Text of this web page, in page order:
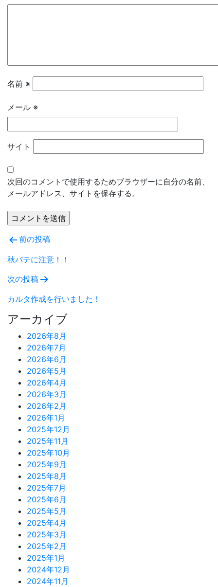
名前 ※
メール ※
サイト
次回のコメントで使用するためブラウザーに自分の名前、
メールアドレス、サイトを保存する。
投
稿
ナ
ビ
ゲ
ー
シ
ョ
ン
前の投稿
秋バテに注意！！
次の投稿
カルタ作成を行いました！
アーカイブ
2026年8月
2026年7月
2026年6月
2026年5月
2026年4月
2026年3月
2026年2月
2026年1月
2025年12月
2025年11月
2025年10月
2025年9月
2025年8月
2025年7月
2025年6月
2025年5月
2025年4月
2025年3月
2025年2月
2025年1月
2024年12月
2024年11月